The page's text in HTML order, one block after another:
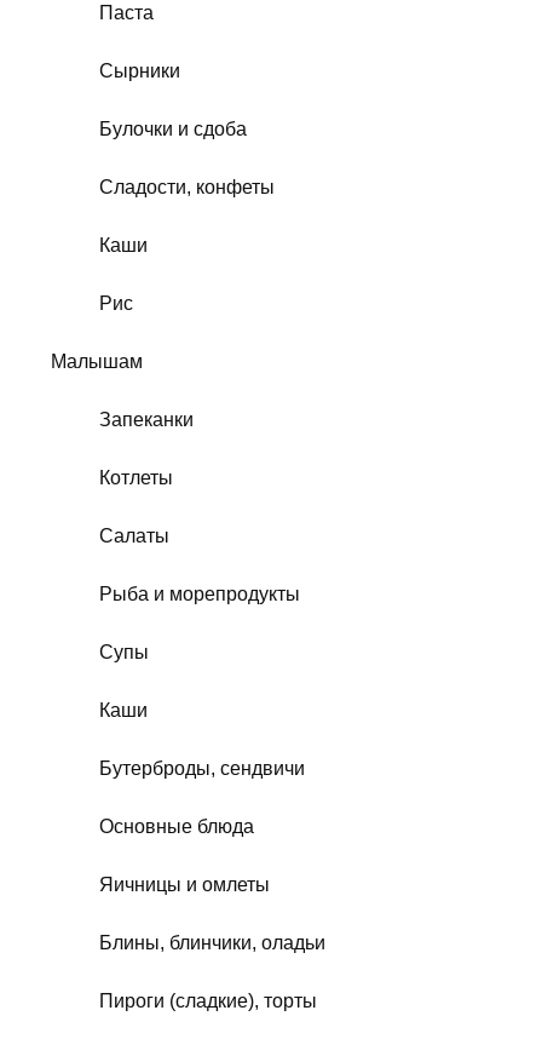
Паста
Сырники
Булочки и сдоба
Сладости, конфеты
Каши
Рис
Малышам
Запеканки
Котлеты
Салаты
Рыба и морепродукты
Супы
Каши
Бутерброды, сендвичи
Основные блюда
Яичницы и омлеты
Блины, блинчики, оладьи
Пироги (сладкие), торты